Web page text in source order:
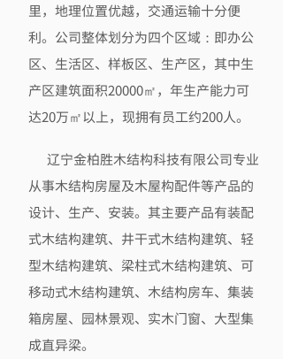
里，地理位置优越，交通运输十分便
利。公司整体划分为四个区域：即办公
区、生活区、样板区、生产区，其中生
产区建筑面积20000㎡，年生产能力可
达20万㎡以上，现拥有员工约200人。
辽宁金柏胜木结构科技有限公司专业
从事木结构房屋及木屋构配件等产品的
设计、生产、安装。其主要产品有装配
式木结构建筑、井干式木结构建筑、轻
型木结构建筑、梁柱式木结构建筑、可
移动式木结构建筑、木结构房车、集装
箱房屋、园林景观、实木门窗、大型集
成直异梁。